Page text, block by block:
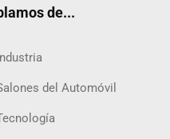
de...
del Automóvil